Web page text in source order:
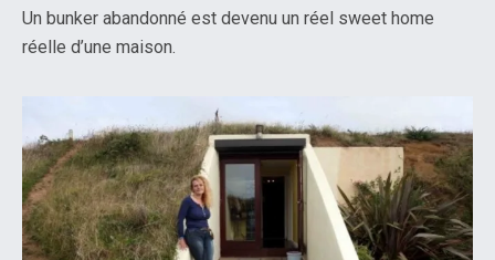
Un bunker abandonné est devenu un réel sweet home
réelle d’une maison.